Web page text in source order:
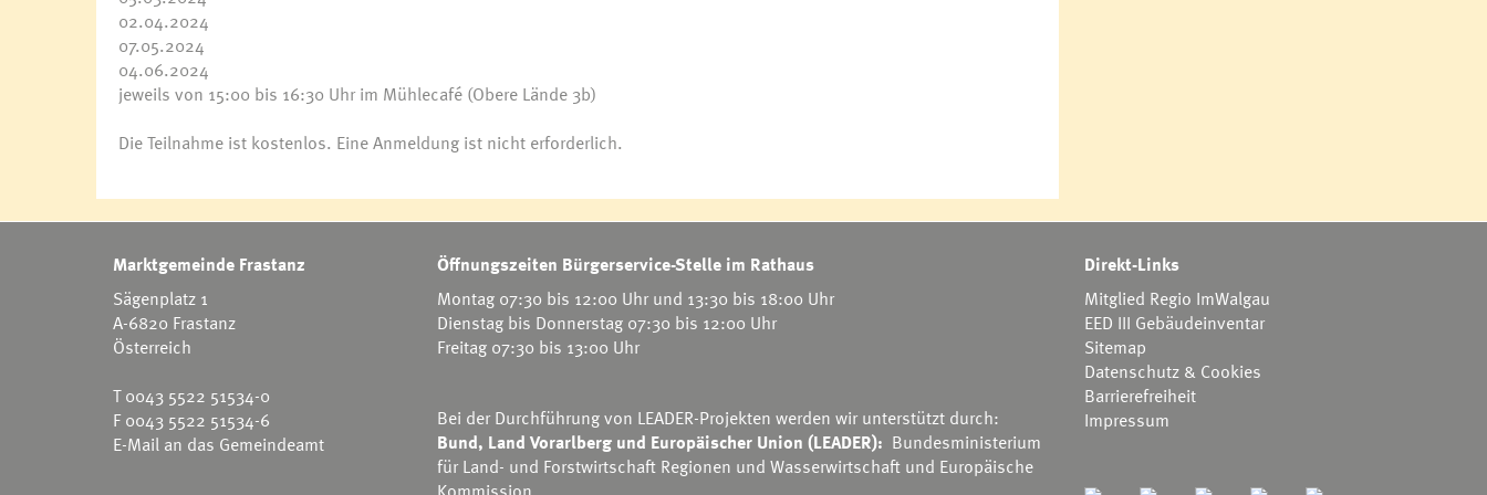
02.04.2024
07.05.2024
04.06.2024
jeweils von 15:00 bis 16:30 Uhr im Mühlecafé (Obere Lände 3b)
Die Teilnahme ist kostenlos. Eine Anmeldung ist nicht erforderlich.
Marktgemeinde Frastanz
Sägenplatz 1
A-6820 Frastanz
Österreich
T0043 5522 51534-0
F 0043 5522 51534-6
E-Mail an das Gemeindeamt
Öffnungszeiten Bürgerservice-Stelle im Rathaus
Montag 07:30 bis 12:00 Uhr und 13:30 bis 18:00 Uhr
Dienstag bis Donnerstag 07:30 bis 12:00 Uhr
Freitag 07:30 bis 13:00 Uhr
Bei der Durchführung von LEADER-Projekten werden wir unterstützt durch:
Bund, Land Vorarlberg und Europäischer Union (LEADER): Bundesministerium
für Land- und Forstwirtschaft Regionen und Wasserwirtschaftund Europäische
Direkt-Links
Mitglied Regio ImWalgau
EED III Gebäudeinventar
Sitemap
Datenschutz & Cookies
Barrierefreiheit
Impressum